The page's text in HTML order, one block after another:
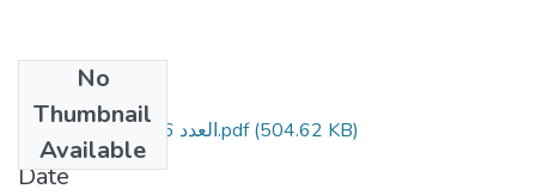
No
Thumbnail
Available
العدد 206تابع أ - مؤمن.pdf(504.62 KB)
Date